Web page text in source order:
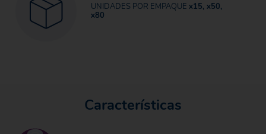
UNIDADES POR EMPAQUE x15, x50,
x80
Características